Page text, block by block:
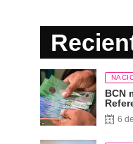
BCN
ciento
6